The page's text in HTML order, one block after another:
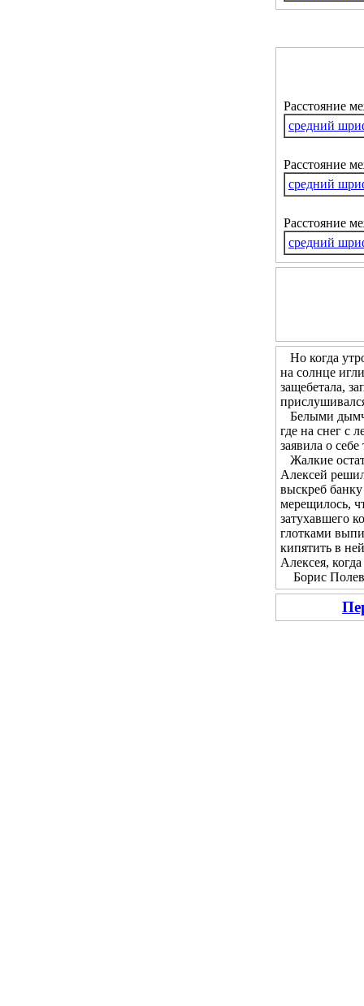
Расстояние
средний
Расстояние
средний
Расстояние
средний
Но когда
на солнце
защебетала,
Белыми
где на снег с
заявила о
Жалкие
Алексей
выскреб
мерещилось,
затухавшего
глотками
кипятить в
Алексея,
Борис